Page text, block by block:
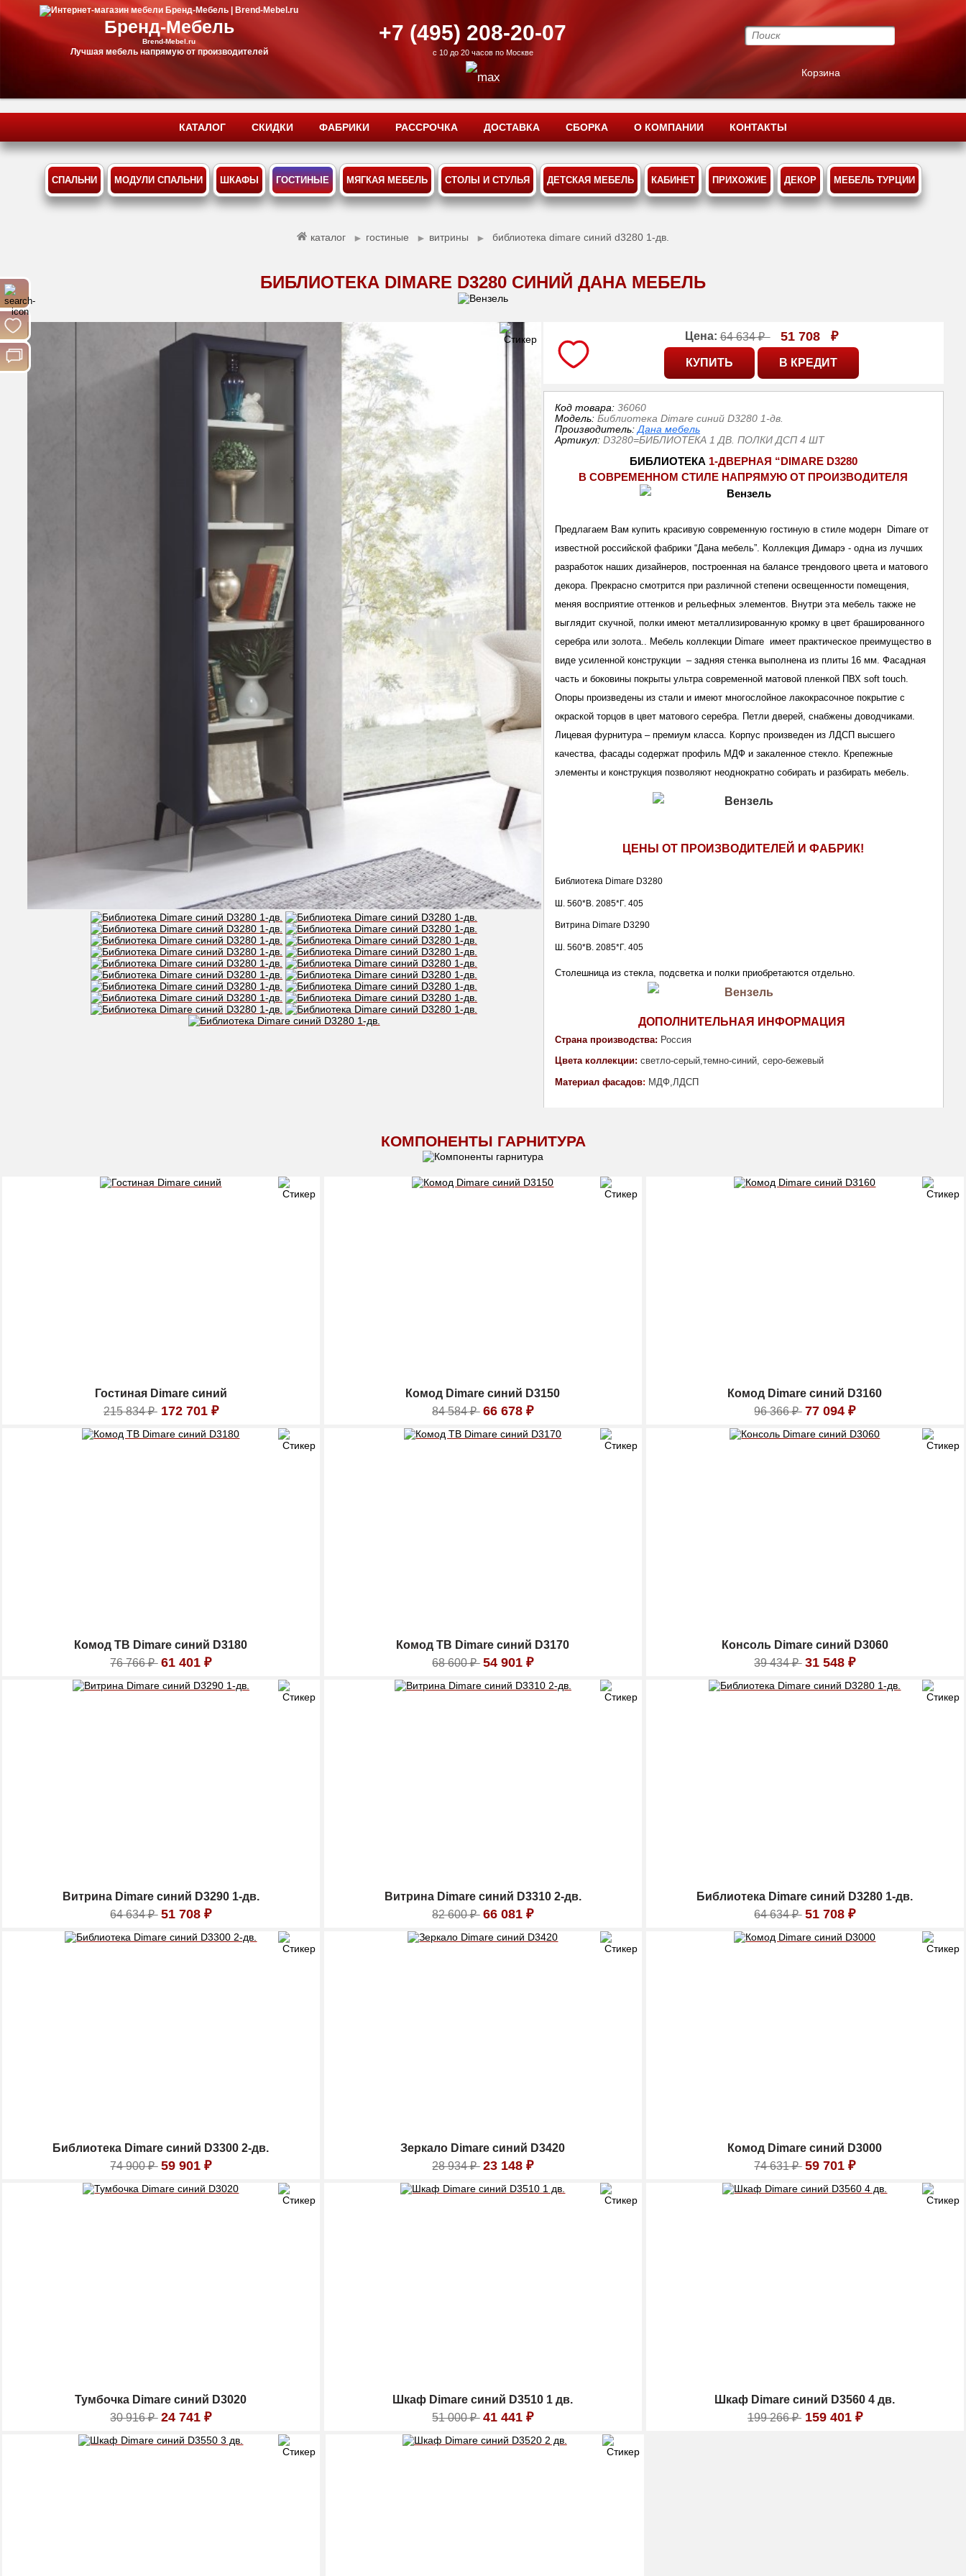
Бренд-Мебель
Brend-Mebel.ru
Лучшая мебель напрямую от производителей
Корзина
+7 (495) 208-20-07
с 10 до 20 часов по Москве
КАТАЛОГ СКИДКИ ФАБРИКИ РАССРОЧКА ДОСТАВКА СБОРКА О КОМПАНИИ КОНТАКТЫ
СПАЛЬНИ МОДУЛИ СПАЛЬНИ ШКАФЫ ГОСТИНЫЕ МЯГКАЯ МЕБЕЛЬ СТОЛЫ И СТУЛЬЯ ДЕТСКАЯ МЕБЕЛЬ КАБИНЕТ ПРИХОЖИЕ ДЕКОР МЕБЕЛЬ ТУРЦИИ
каталог ► гостиные ► витрины ► библиотека dimare синий d3280 1-дв.
БИБЛИОТЕКА DIMARE D3280 СИНИЙ ДАНА МЕБЕЛЬ
Цена: 64 634 ₽ 51 708 ₽
Код товара:36060
Модель:Библиотека Dimare синий D3280 1-дв.
Производитель:Дана мебель
Артикул:D3280=БИБЛИОТЕКА 1 ДВ. ПОЛКИ ДСП 4 ШТ
БИБЛИОТЕКА 1-ДВЕРНАЯ “DIMARE D3280
В СОВРЕМЕННОМ СТИЛЕ НАПРЯМУЮ ОТ ПРОИЗВОДИТЕЛЯ
Предлагаем Вам купить красивую современную гостиную в стиле модерн Dimare от
известной российской фабрики “Дана мебель”. Коллекция Димарэ - одна из лучших
разработок наших дизайнеров, построенная на балансе трендового цвета и матового
декора. Прекрасно смотрится при различной степени освещенности помещения,
меняя восприятие оттенков и рельефных элементов. Внутри эта мебель также не
выглядит скучной, полки имеют металлизированную кромку в цвет брашированного
серебра или золота.. Мебель коллекции Dimare имеет практическое преимущество в
виде усиленной конструкции – задняя стенка выполнена из плиты 16 мм. Фасадная
часть и боковины покрыты ультра современной матовой пленкой ПВХ soft touch.
Опоры произведены из стали и имеют многослойное лакокрасочное покрытие с
окраской торцов в цвет матового серебра. Петли дверей, снабжены доводчиками.
Лицевая фурнитура – премиум класса. Корпус произведен из ЛДСП высшего
качества, фасады содержат профиль МДФ и закаленное стекло. Крепежные
элементы и конструкция позволяют неоднократно собирать и разбирать мебель.
ЦЕНЫ ОТ ПРОИЗВОДИТЕЛЕЙ И ФАБРИК!
Библиотека Dimare D3280
Ш. 560*В. 2085*Г. 405
Витрина Dimare D3290
Ш. 560*В. 2085*Г. 405
Столешница из стекла, подсветка и полки приобретаютсяотдельно.
ДОПОЛНИТЕЛЬНАЯ ИНФОРМАЦИЯ
Страна производства: Россия
Цвета коллекции:светло-серый,темно-синий, серо-бежевый
Материал фасадов: МДФ,ЛДСП
КОМПОНЕНТЫ ГАРНИТУРА
Гостиная Dimare синий
215 834₽ 172 701 ₽
Комод Dimare синий D3150
84 584₽ 66 678 ₽
Комод Dimare синий D3160
96 366₽ 77 094 ₽
Комод ТВ Dimare синий D3180
76 766₽ 61 401 ₽
Комод ТВ Dimare синий D3170
68 600₽ 54 901 ₽
Консоль Dimare синий D3060
39 434₽ 31 548 ₽
Витрина Dimare синий D3290 1-дв.
64 634₽ 51 708 ₽
Витрина Dimare синий D3310 2-дв.
82 600₽ 66 081 ₽
Библиотека Dimare синий D3280 1-дв.
64 634₽ 51 708 ₽
Библиотека Dimare синий D3300 2-дв.
74 900₽ 59 901 ₽
Зеркало Dimare синий D3420
28 934₽ 23 148 ₽
Комод Dimare синий D3000
74 631₽ 59 701 ₽
Тумбочка Dimare синий D3020
30 916₽ 24 741 ₽
Шкаф Dimare синий D3510 1 дв.
51 000₽ 41 441 ₽
Шкаф Dimare синий D3560 4 дв.
199 266₽ 159 401 ₽